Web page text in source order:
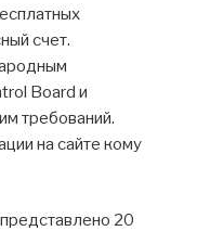
счет.
Board и
требований.
на сайте кому
20